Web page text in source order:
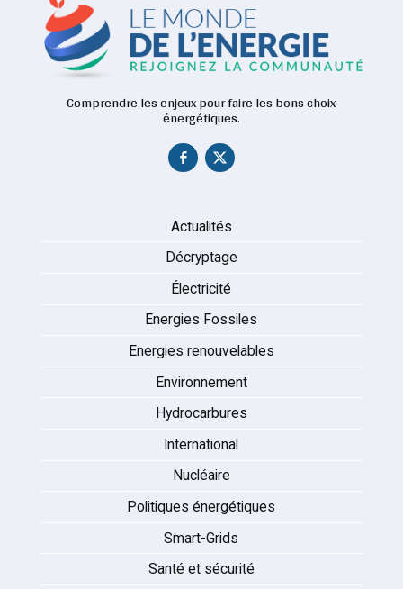
Comprendre les enjeux pour faire les bons choix
énergétiques.
Actualités
Décryptage
Électricité
Energies Fossiles
Energies renouvelables
Environnement
Hydrocarbures
International
Nucléaire
Politiques énergétiques
Smart-Grids
Santé et sécurité